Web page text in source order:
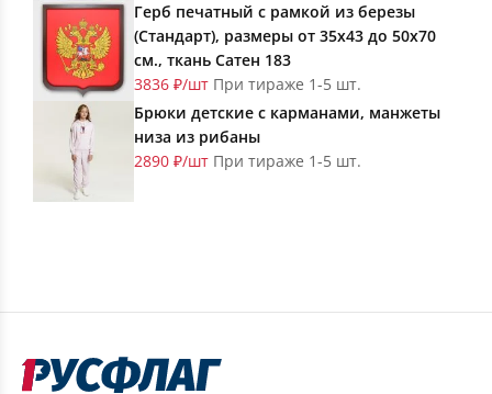
Герб печатный с рамкой из березы
(Стандарт), размеры от 35х43 до 50х70
см., ткань Сатен 183
3836 ₽/шт При тираже 1-5 шт.
Брюки детские с карманами, манжеты
низа из рибаны
2890 ₽/шт При тираже 1-5 шт.